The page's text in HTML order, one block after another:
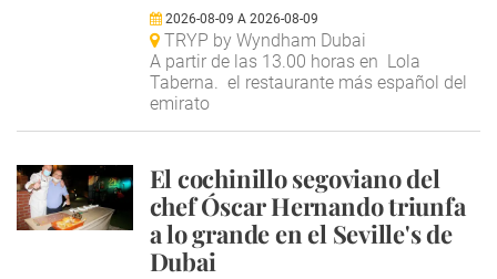
2026-08-09 A 2026-08-09
TRYP by Wyndham Dubai
A partir de las 13.00 horas en Lola
Taberna. el restaurante más español del
emirato
El cochinillo segoviano del
chef Óscar Hernando triunfa
a lo grande en el Seville's de
Dubai